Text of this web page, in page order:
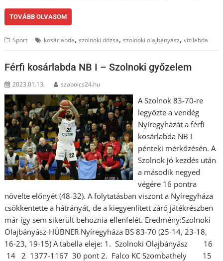
TOVÁBB OLVASOM
Sport kosárlabda,szolnoki dózsa,szolnoki olajbányász,vízilabda
Férfi kosárlabda NB I – Szolnoki győzelem
2023.01.13. szabolcs24.hu
A Szolnok 83-70-re
legyőzte a vendég
Nyíregyházát a férfi
kosárlabda NB I
pénteki mérkőzésén. A
Szolnok jó kezdés után
a második negyed
végére 16 pontra
növelte előnyét (48-32). A folytatásban viszont a Nyíregyháza
csökkentette a hátrányát, de a kiegyenlített záró játékrészben
már így sem sikerült behoznia ellenfelét. Eredmény:Szolnoki
Olajbányász-HÜBNER Nyíregyháza BS 83-70 (25-14, 23-18,
16-23, 19-15) A tabella eleje: 1. Szolnoki Olajbányász 16
14 2 1377-1167 30 pont 2. Falco KC Szombathely 15